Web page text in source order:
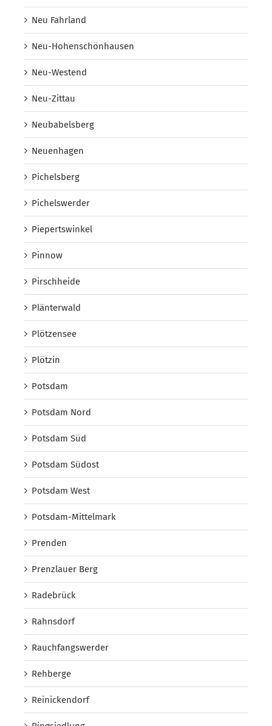
Neu Fahrland
Neu-Hohenschönhausen
Neu-Westend
Neu-Zittau
Neubabelsberg
Neuenhagen
Pichelsberg
Pichelswerder
Piepertswinkel
Pinnow
Pirschheide
Plänterwald
Plötzensee
Plötzin
Potsdam
Potsdam Nord
Potsdam Süd
Potsdam Südost
Potsdam West
Potsdam-Mittelmark
Prenden
Prenzlauer Berg
Radebrück
Rahnsdorf
Rauchfangswerder
Rehberge
Reinickendorf